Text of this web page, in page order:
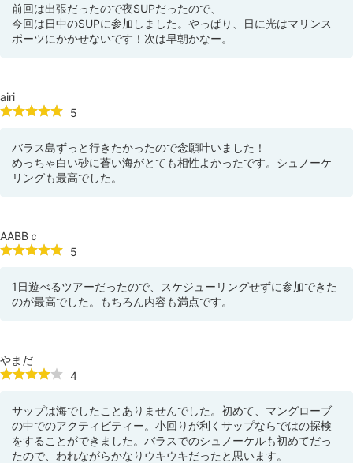
前回は出張だったので夜SUPだったので、
今回は日中のSUPに参加しました。やっぱり、日に光はマリンス
ポーツにかかせないです！次は早朝かなー。
airi
5
バラス島ずっと行きたかったので念願叶いました！
めっちゃ白い砂に蒼い海がとても相性よかったです。シュノーケ
リングも最高でした。
AABBｃ
5
1日遊べるツアーだったので、スケジューリングせずに参加できた
のが最高でした。もちろん内容も満点です。
やまだ
4
サップは海でしたことありませんでした。初めて、マングローブ
の中でのアクティビティー。小回りが利くサップならではの探検
をすることができました。バラスでのシュノーケルも初めてだっ
たので、われながらかなりウキウキだったと思います。